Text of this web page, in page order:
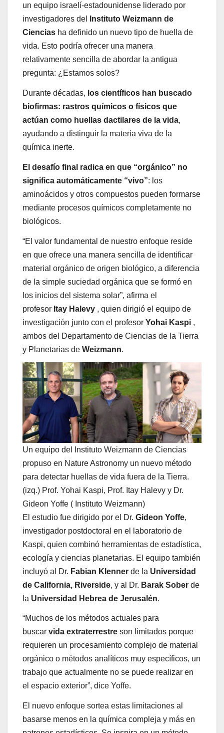
un equipo israelí-estadounidense liderado por
investigadores del
Instituto Weizmann de
Ciencias ha definido un nuevo tipo de huella de
vida. Esto podría ofrecer una manera
relativamente sencilla de abordar la antigua
pregunta: ¿Estamos solos?
Durante décadas, los científicos han buscado
biofirmas: rastros químicos o físicos que
actúan como huellas dactilares de la vida,
ayudando a distinguir la materia viva de la
química inerte.
El desafío final radica en que “orgánico” no
significa automáticamente “vivo”: los
aminoácidos y otros compuestos pueden formarse
mediante procesos químicos completamente no
biológicos.
“El valor fundamental de nuestro enfoque reside
en que ofrece una manera sencilla de identificar
material orgánico de origen biológico, a diferencia
de la simple suciedad orgánica que se formó en
los inicios del sistema solar”, afirma el
profesor Itay Halevy , quien dirigió el equipo de
investigación junto con el profesor Yohai Kaspi ,
ambos del Departamento de Ciencias de la Tierra
y Planetarias de Weizmann.
Un equipo del Instituto Weizmann de Ciencias
propuso en Nature Astronomy un nuevo método
para detectar huellas de vida fuera de la Tierra.
(izq.) Prof. Yohai Kaspi, Prof. Itay Halevy y Dr.
Gideon Yoffe ( Instituto Weizmann)
El estudio fue dirigido por el Dr. Gideon Yoffe,
investigador postdoctoral en el laboratorio de
Kaspi, quien combinó herramientas de estadística,
ecología y ciencias planetarias. El equipo también
incluyó al Dr. Fabian Klenner de la Universidad
de California, Riverside, y al Dr. Barak Sober de
la Universidad Hebrea de Jerusalén.
“Muchos de los métodos actuales para
buscar vida extraterrestre son limitados porque
requieren un procesamiento complejo de material
orgánico o métodos analíticos muy específicos, un
trabajo que actualmente no se puede realizar en
el espacio exterior”, dice Yoffe.
El nuevo enfoque sortea estas limitaciones al
basarse menos en la química compleja y más en